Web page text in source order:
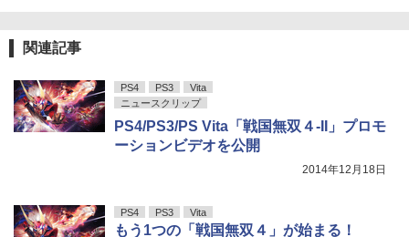
関連記事
PS4 PS3
Vita
ニュースクリップ
PS4/PS3/PS Vita「戦国無双４-II」プロモ
ーションビデオを公開
2014年12月18日
PS4 PS3 Vita
もう1つの「戦国無双４」が始まる！